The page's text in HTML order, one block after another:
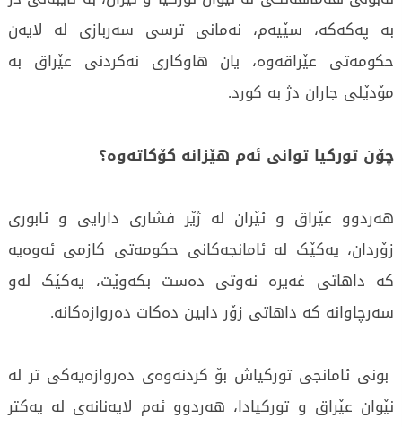
بە پەکەکە، سێیەم، نەمانی ترسی سەربازی لە لایەن
حکومەتی عێراقەوە، یان هاوکاری نەکردنی عێراق بە
مۆدێلی جاران دژ بە کورد.
چۆن تورکیا توانی ئەم هێزانە کۆکاتەوە؟
هەردوو عێراق و ئێران لە ژێر فشاری دارایی و ئابوری
زۆردان، یەکێک لە ئامانجەکانی حکومەتی کازمی ئەوەیە
کە داهاتی غەیرە نەوتی دەست بکەوێت، یەکێک لەو
سەرچاوانە کە داهاتی زۆر دابین دەکات دەروازەکانە.
بونی ئامانجی تورکیاش بۆ کردنەوەی دەروازەیەکی تر لە
نێوان عێراق و تورکیادا، هەردوو ئەم لایەنانەی لە یەکتر